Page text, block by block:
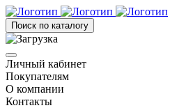
Поиск по каталогу
Личный кабинет
Покупателям
О компании
Контакты